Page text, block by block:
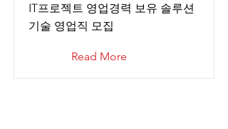
IT프로젝트 영업경력 보유 솔루션
기술 영업직 모집
Read More